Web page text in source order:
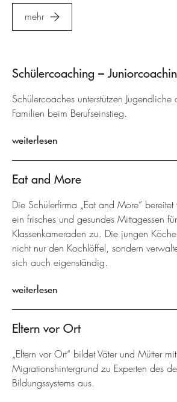
mehr
Schülercoaching –
Schülercoaches unterstützen
Familien beim Berufseinstieg.
weiterlesen
Eat and More
Die Schülerfirma „Eat and More”
ein frisches und gesundes Mittagessen
Klassenkameraden zu. Die jungen
nicht nur den Kochlöffel, sondern
sich auch eigenständig.
weiterlesen
Eltern vor Ort
„Eltern vor Ort“ bildet Väter und Mütter mit
Migrationshintergrund zu Experten des
Bildungssystems aus.